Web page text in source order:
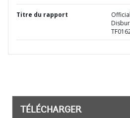
Titre du rapport
TÉLÉCHARGER